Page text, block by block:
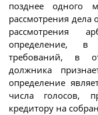
позднее одного
рассмотрения дела
рассмотрения
определение, в
требований, в
должника
определение
числа голосов,
кредитору на